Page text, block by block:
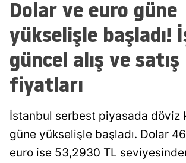
Ağrı
Amasya
Ankara
Aydın
Balıkesir
Dolar ve euro güne
yükselişle başladı!
güncel alış ve satış
fiyatları
İstanbul serbest piyasada döviz
güne yükselişle başladı. Dolar
euro ise 53,2930 TL